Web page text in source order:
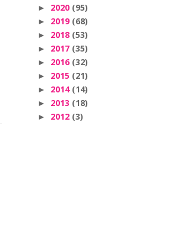
► 2020 (95)
► 2019 (68)
► 2018 (53)
► 2017 (35)
► 2016 (32)
► 2015 (21)
► 2014 (14)
► 2013 (18)
► 2012 (3)